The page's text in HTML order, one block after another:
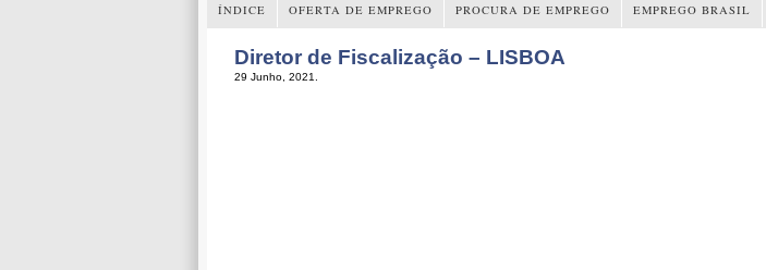
ÍNDICE OFERTA DE EMPREGO PROCURA DE EMPREGO EMPREGO BRASIL
Diretor de Fiscalização – LISBOA
29 Junho, 2021.